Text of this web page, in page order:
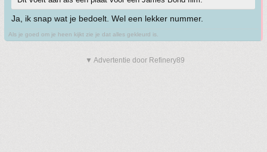
Ja, ik snap wat je bedoelt. Wel een lekker nummer.
Als je goed om je heen kijkt zie je dat alles gekleurd is.
▼ Advertentie door Refinery89